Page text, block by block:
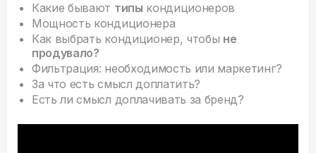
Какие бывают типы кондиционеров
Мощность кондиционера
Как выбрать кондиционер, чтобы не
продувало?
Фильтрация: необходимость или маркетинг?
За что есть смысл доплатить?
Есть ли смысл доплачивать за бренд?